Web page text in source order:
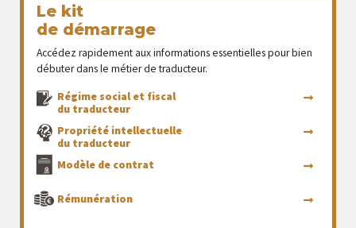
Le kit
de démarrage
Accédez rapidement aux informations essentielles pour bien
débuter dans le métier de traducteur.
Régime social et fiscal
du traducteur
Propriété intellectuelle
du traducteur
Modèle de contrat
Rémunération